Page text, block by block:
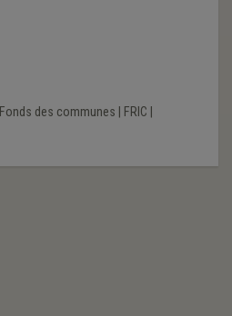
Fonds des communes FRIC